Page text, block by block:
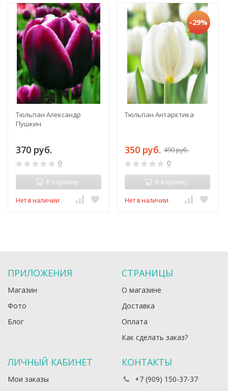
Тюльпан Александр
Пушкин
370 руб.
0
В корзину
Нет в наличии
-29%
Тюльпан Антарктика
350 руб. 490 руб.
0
В корзину
Нет в наличии
ПРИЛОЖЕНИЯ
Магазин
Фото
Блог
СТРАНИЦЫ
О магазине
Доставка
Оплата
Как сделать заказ?
ЛИЧНЫЙ КАБИНЕТ
Мои заказы
КОНТАКТЫ
+7 (909) 150-37-37